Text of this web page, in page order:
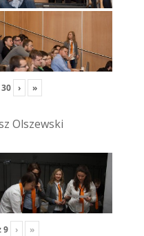
30 › »
Olszewski
9 › »